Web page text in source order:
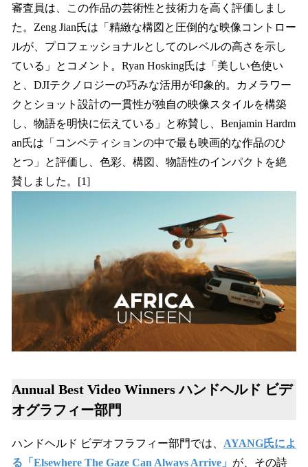
審査員は、この作品の芸術性と技術力を高く評価しまし
た。Zeng Jian氏は「精緻な構図と圧倒的な映像コントロー
ルが、プロフェッショナルとしてのレベルの高さを示し
ている」とコメント。Ryan Hosking氏は「美しい色使い
と、DJIテクノロジーの巧みな活用が印象的。カメラワー
クとショット設計の一貫性が独自の映像スタイルを構築
し、物語を明快に伝えている」と称賛し、Benjamin Hardm
an氏は「コンペティションの中で最も映画的な作品のひ
とつ」と評価し、色彩、構図、物語性のインパクトを絶
賛しました。[1]
Annual Best Video Winners ハンドヘルド ビデ
オグラフィー部門
ハンドヘルド ビデオフラフィー部門では、 AYANG氏によ
る「Elsewhere The Gaze Can Always Arrive」 が、その詩